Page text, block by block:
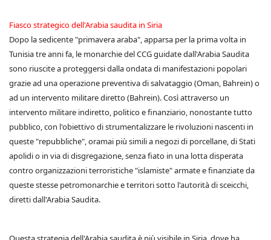
Fiasco strategico dell'Arabia saudita in Siria
Dopo la sedicente "primavera araba", apparsa per la prima volta in
Tunisia tre anni fa, le monarchie del CCG guidate dall'Arabia Saudita
sono riuscite a proteggersi dalla ondata di manifestazioni popolari
grazie ad una operazione preventiva di salvataggio (Oman, Bahrein) o
ad un intervento militare diretto (Bahrein). Così attraverso un
intervento militare indiretto, politico e finanziario, nonostante tutto
pubblico, con l'obiettivo di strumentalizzare le rivoluzioni nascenti in
queste "repubbliche", oramai più simili a negozi di porcellane, di Stati
apolidi o in via di disgregazione, senza fiato in una lotta disperata
contro organizzazioni terroristiche "islamiste" armate e finanziate da
queste stesse petromonarchie e territori sotto l'autorità di sceicchi,
diretti dall'Arabia Saudita.